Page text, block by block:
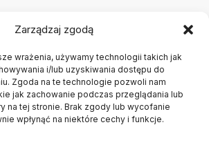
Zarządzaj zgodą
wrażenia, używamy technologii takich jak
i/lub uzyskiwania dostępu do
Zgoda na te technologie pozwoli nam
jak zachowanie podczas przeglądania lub
na tej stronie. Brak zgody lub wycofanie
wpłynąć na niektóre cechy i funkcje.
Kontakt
Konto
Polityka prywatności
Regulamin